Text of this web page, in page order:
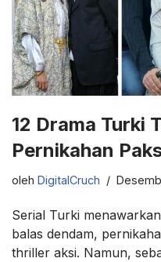
12 Drama Turki
Pernikahan
oleh DigitalCruch
Serial Turki
balas dendam,
thriller aksi. Namun,